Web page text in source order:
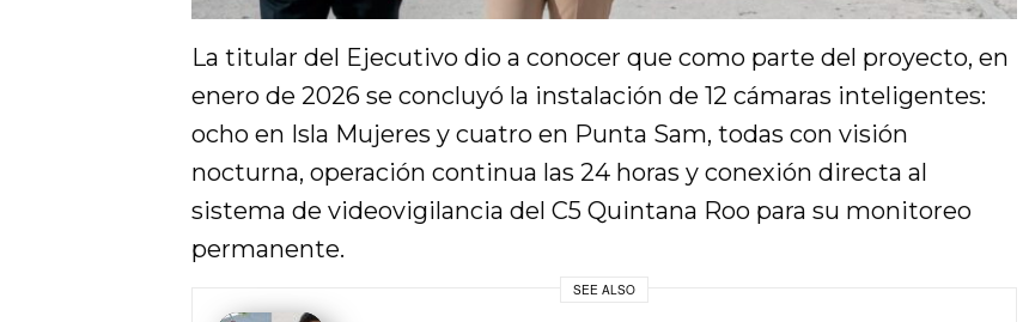
La titular del Ejecutivo dio a conocer que como parte del proyecto, en
enero de 2026 se concluyó la instalación de 12 cámaras inteligentes:
ocho en Isla Mujeres y cuatro en Punta Sam, todas con visión
nocturna, operación continua las 24 horas y conexión directa al
sistema de videovigilancia del C5 Quintana Roo para su monitoreo
permanente.
SEE ALSO